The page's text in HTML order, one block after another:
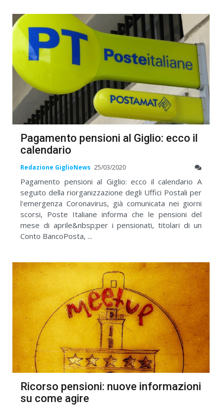
Pagamento pensioni al Giglio: ecco il
calendario
Redazione GiglioNews 25/03/2020
Pagamento pensioni al Giglio: ecco il calendario A
seguito della riorganizzazione degli Uffici Postali per
l'emergenza Coronavirus, già comunicata nei giorni
scorsi, Poste Italiane informa che le pensioni del
mese di aprile&nbsp;per i pensionati, titolari di un
Conto BancoPosta, ...
Ricorso pensioni: nuove informazioni
su come agire